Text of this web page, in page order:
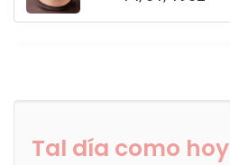
Tal día como hoy